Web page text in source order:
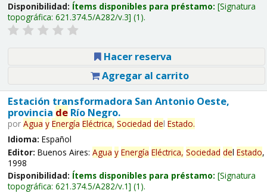
Disponibilidad: Ítems disponibles para préstamo: Signatura
topográfica: 621.374.5/A282/v.3 (1).
Hacer reserva
Agregar al carrito
Estación transformadora San Antonio Oeste,
provincia deRío Negro.
por Agua y Energía Eléctrica, Sociedad del Estado.
Idioma: Español
Editor: Buenos Aires: Agua y Energía Eléctrica, Sociedad del Estado,
1998
Disponibilidad: Ítems disponibles para préstamo: Signatura
topográfica: 621.374.5/A282/v.1 (1).